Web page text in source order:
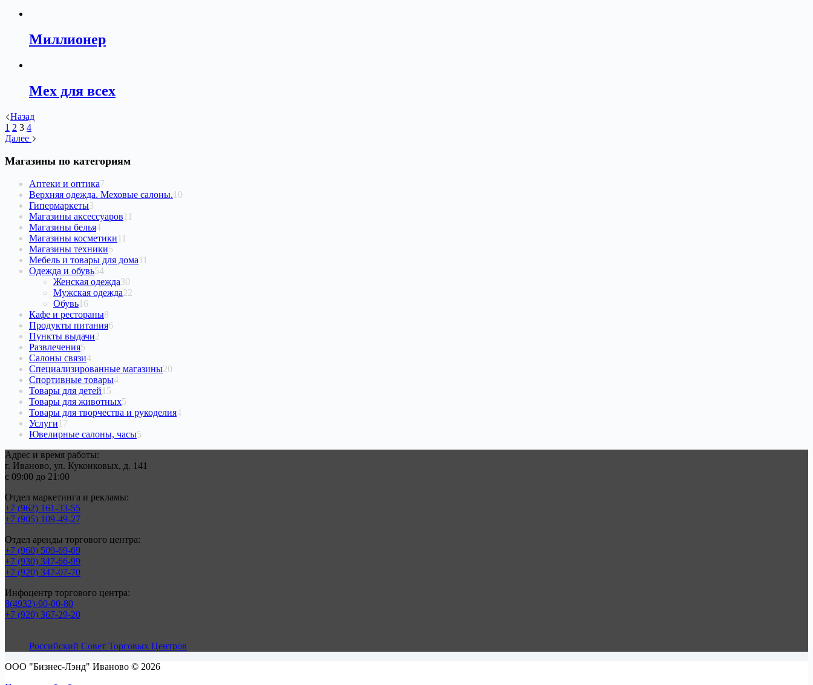
Миллионер
Мех для всех
Назад
1 2 3 4
Далее
Магазины по категориям
Аптеки и оптика7
товаров
Верхняя одежда. Меховые салоны. 10
Гипермаркеты3
товара
Магазины аксессуаров 11
Магазины белья44
товара
Магазины косметики 11
Магазины техники5
товаров
Мебель и товары для дома 11
Одежда и обувь5454
товара
Женская одежда30
товаров
Мужская одежда22
Обувь16
товаров
Кафе и рестораны8
товаров
Продукты питания6
Пункты выдачи2
Развлечения5
товаров
Салоны связи44
товара
Специализированные магазины20
Спортивные товары44
Товары для детей 15
товаров
Товары для животных5
товаров
Товары для творчества и рукоделия44
Услуги 17
товаров
Ювелирные салоны, часы5
Адрес и время работы:
г. Иваново, ул. Куконковых, д. 141
с 09:00 до 21:00
Отдел маркетинга и рекламы:
+7 (962) 161-33-55
+7 (905) 109-49-27
Отдел аренды торгового центра:
+7 (960) 509-69-69
+7 (930) 347-66-99
+7 (920) 347-07-70
Инфоцентр торгового центра:
8(4932)-90-00-80
+7 (920) 367-29-20
Российский Совет Торговых Центров
ООО "Бизнес-Лэнд" Иваново © 2026